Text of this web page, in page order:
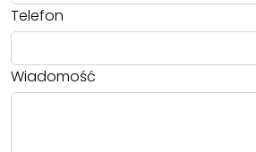
Telefon
Wiadomość